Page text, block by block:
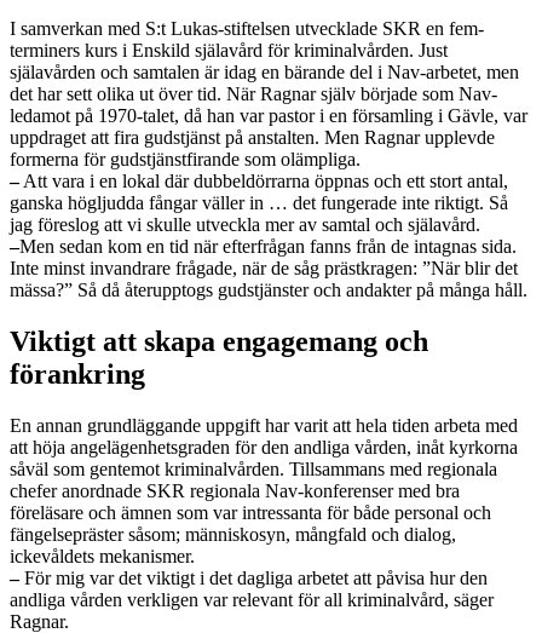
I samverkan med S:t Lukas-stiftelsen utvecklade SKR en fem-
terminers kurs i Enskild själavård för kriminalvården. Just
själavården och samtalen är idag en bärande del i Nav-arbetet, men
det har sett olika ut över tid. När Ragnar själv började som Nav-
ledamot på 1970-talet, då han var pastor i en församling i Gävle, var
uppdraget att fira gudstjänst på anstalten. Men Ragnar upplevde
formerna för gudstjänstfirande som olämpliga.
–Att vara i en lokal där dubbeldörrarna öppnas och ett stort antal,
ganska högljudda fångar väller in … det fungerade inte riktigt. Så
jag föreslog att vi skulle utveckla mer av samtal och själavård.
–Men sedan kom en tid när efterfrågan fanns från de intagnas sida.
Inte minst invandrare frågade, när de såg prästkragen: ”När blir det
mässa?” Så då återupptogs gudstjänster och andakter på många håll.
Viktigt att skapa engagemang och
förankring
En annan grundläggande uppgift har varit att hela tiden arbeta med
att höja angelägenhetsgraden för den andliga vården, inåt kyrkorna
såväl som gentemot kriminalvården. Tillsammans med regionala
chefer anordnade SKR regionala Nav-konferenser med bra
föreläsare och ämnen som var intressanta för både personal och
fängelsepräster såsom; människosyn, mångfald och dialog,
ickevåldets mekanismer.
–För mig var det viktigt i det dagliga arbetet att påvisa hur den
andliga vården verkligen var relevant för all kriminalvård, säger
Ragnar.